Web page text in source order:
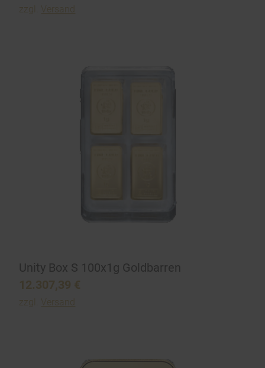
zzgl. Versand
Unity Box S 100x1g Goldbarren
12.307,39 €
zzgl. Versand